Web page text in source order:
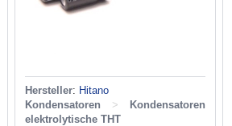
Hersteller: Hitano
Kondensatoren
>
Kondensatoren
elektrolytische THT